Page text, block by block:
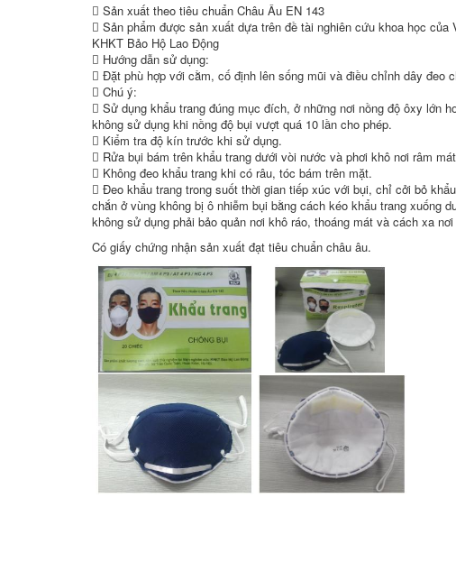
 Sản xuất theo tiêu chuẩn Châu Âu EN 143
 Sản phẩm được sản xuất dựa trên đề tài nghiên cứu khoa học của
KHKT Bảo Hộ Lao Động
 Hướng dẫn sử dụng:
 Đặt phù hợp với cằm, cố định lên sống mũi và điều chỉnh dây đeo
 Chú ý:
 Sử dụng khẩu trang đúng mục đích, ở những nơi nồng độ ôxy lớn
không sử dụng khi nồng độ bụi vượt quá 10 lần cho phép.
 Kiểm tra độ kín trước khi sử dụng.
 Rửa bụi bám trên khẩu trang dưới vòi nước và phơi khô nơi râm
 Không đeo khẩu trang khi có râu, tóc bám trên mặt.
 Đeo khẩu trang trong suốt thời gian tiếp xúc với bụi, chỉ cởi bỏ
chắn ở vùng không bị ô nhiễm bụi bằng cách kéo khẩu trang xuống
không sử dụng phải bảo quản nơi khô ráo, thoáng mát và cách xa
Có giấy chứng nhận sản xuất đạt tiêu chuẩn châu âu.